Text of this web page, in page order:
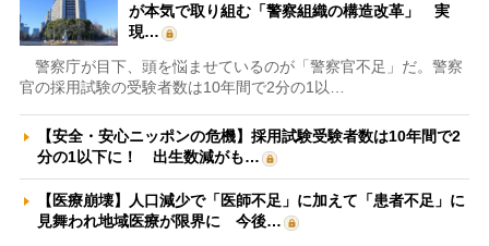
が本気で取り組む「警察組織の構造改革」 実
現…
警察庁が目下、頭を悩ませているのが「警察官不足」だ。警察
官の採用試験の受験者数は10年間で2分の1以…
【安全・安心ニッポンの危機】採用試験受験者数は10年間で2
分の1以下に！ 出生数減がも…
【医療崩壊】人口減少で「医師不足」に加えて「患者不足」に
見舞われ地域医療が限界に 今後…